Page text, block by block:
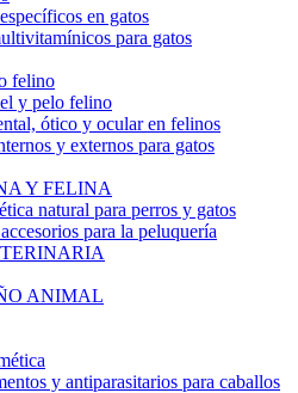
en gatos
para gatos
felino
y pelo felino
ótico y ocular en felinos
y externos para gatos
Y FELINA
natural para perros y gatos
para la peluquería
ANIMAL
y antiparasitarios para caballos